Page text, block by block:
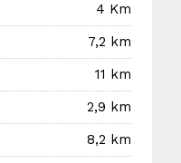
4 Km
7,2 km
11 km
2,9 km
8,2 km